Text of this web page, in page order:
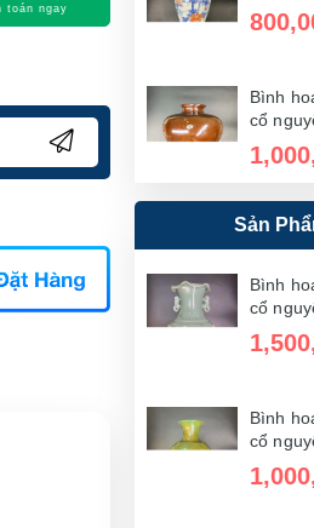
toán ngay
Bình
cổ
Bình
cổ
Bình hoa Takechiyo
cổ nguyên bản cổ
Sản
Bình
cổ
Bình
cổ